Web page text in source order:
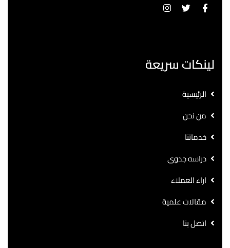
لينكات سريعة
الرئيسية
من نحن
خدماتنا
دراسه جدوى
اراء العملاء
مقالات علمية
اتصل بنا